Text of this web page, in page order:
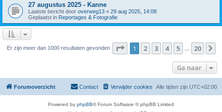
27 augustus 2025 - Kanne
Laatste bericht door overweg13 « 29 aug 2025, 14:08
Geplaatst in Reportages & Fotografie
Er zijn meer dan 1000 resultaten gevonden Pagina van 20
1 2 3 4 5 20
Ga naar
Forumoverzicht Alle tijden zijn UTC+02:00
Verwijder cookies
Contact
Powered by phpBB® Forum Software © phpBB Limited